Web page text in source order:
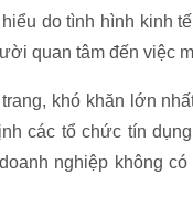
do tình hình kinh
quan tâm đến việc
khó khăn lớn
các tổ chức tín
nghiệp không